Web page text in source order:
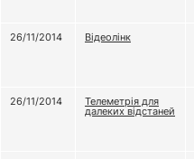
26/11/2014
Відеолінк
26/11/2014
Телеметрія для
далеких відстаней